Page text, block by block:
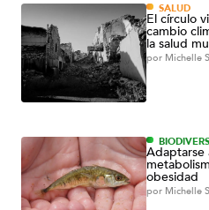
SALUD
El círculo
cambio
la salud
por Michelle
Adaptarse
obesidad
por Michelle